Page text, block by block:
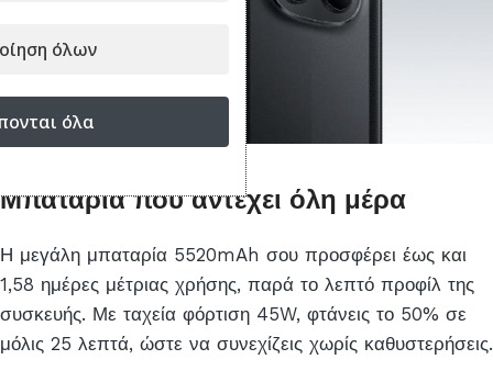
Μπαταρία που αντέχει όλη μέρα
Η μεγάλη μπαταρία 5520mAh σου προσφέρει έως και
1,58 ημέρες μέτριας χρήσης, παρά το λεπτό προφίλ της
συσκευής. Με ταχεία φόρτιση 45W, φτάνεις το 50% σε
μόλις 25 λεπτά, ώστε να συνεχίζεις χωρίς καθυστερήσεις.
όλων
όλα